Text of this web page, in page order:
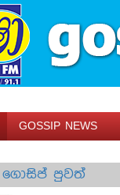
GOSSIP NEWS
ගොසිප් පුවත්